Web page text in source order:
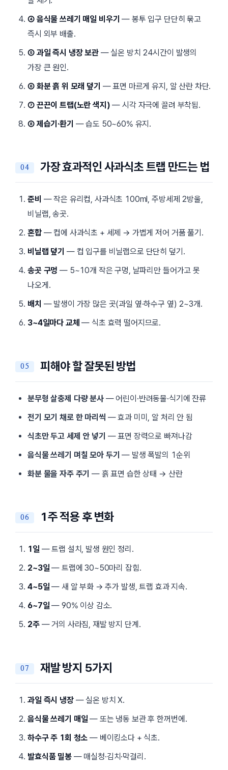
④ 음식물 쓰레기 매일 비우기 — 봉투 입구 단단히 묶고
즉시 외부 배출.
⑤ 과일 즉시 냉장 보관— 실온 방치 24시간이 발생의
가장 큰 원인.
⑥ 화분 흙 위 모래 덮기 — 표면 마르게 유지, 알 산란 차단.
⑦ 끈끈이 트랩(노란 색지) — 시각 자극에 끌려 부착됨.
⑧ 제습기·환기 — 습도 50~60% 유지.
가장 효과적인 사과식초 트랩 만드는 법
준비 — 작은 유리컵, 사과식초 100ml, 주방세제 2방울,
비닐랩, 송곳.
혼합— 컵에 사과식초 + 세제 → 가볍게 저어 거품 풀기.
비닐랩 덮기 — 컵 입구를 비닐랩으로 단단히 덮기.
송곳 구멍 — 5~10개 작은 구멍, 날파리만 들어가고 못
나오게.
배치 — 발생이 가장 많은 곳(과일 옆·하수구 옆) 2~3개.
3~4일마다 교체 — 식초 효력 떨어지므로.
피해야 할 잘못된 방법
분무형 살충제 다량 분사— 어린이·반려동물·식기에 잔류
전기 모기 채로 한 마리씩 — 효과 미미, 알 처리 안 됨
식초만 두고 세제 안 넣기 — 표면 장력으로 빠져나감
음식물 쓰레기 며칠 모아 두기 — 발생 폭발의 1순위
화분 물을 자주 주기 — 흙 표면 습한 상태 → 산란
1주 적용 후 변화
1일 — 트랩 설치, 발생 원인 정리.
2~3일 — 트랩에 30~50마리 잡힘.
4~5일 — 새 알 부화 → 추가 발생, 트랩 효과 지속.
6~7일 — 90% 이상 감소.
2주— 거의 사라짐, 재발 방지 단계.
재발 방지 5가지
과일 즉시 냉장— 실온 방치 X.
음식물 쓰레기 매일 — 또는 냉동 보관 후 한꺼번에.
하수구 주 1회 청소 — 베이킹소다 + 식초.
발효식품 밀봉— 매실청·김치·막걸리.